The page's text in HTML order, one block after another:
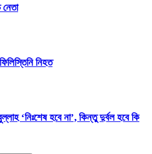
নেতা
নিহত
‘নিঃশেষ হবে না’, কিন্তু দুর্বল হবে কি